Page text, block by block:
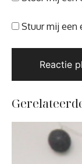
Stuur mij een